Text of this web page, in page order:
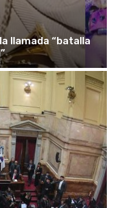
llamada “batalla